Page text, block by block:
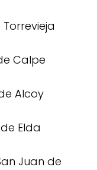
Calpe
Alcoy
Elda
Juan de